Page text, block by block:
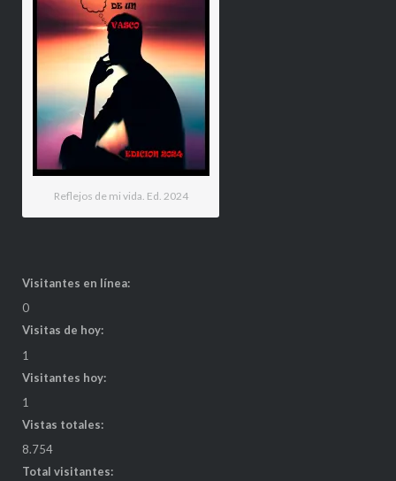
Reflejos de mi vida. Ed. 2024
Visitantes en línea:
0
Visitas de hoy:
1
Visitantes hoy:
1
Vistas totales:
8.754
Total visitantes: